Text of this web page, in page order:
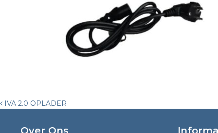
Post
navigation
IVA 2.0 OPLADER
Over Ons